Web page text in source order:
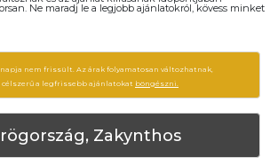
Ne maradj le a legjobb ajánlatokról, kövess minket
napja nem frissült. Az árak folyamatosan változhatnak,
célszerű a legfrissebb ajánlatokat böngészni.
Zakynthos